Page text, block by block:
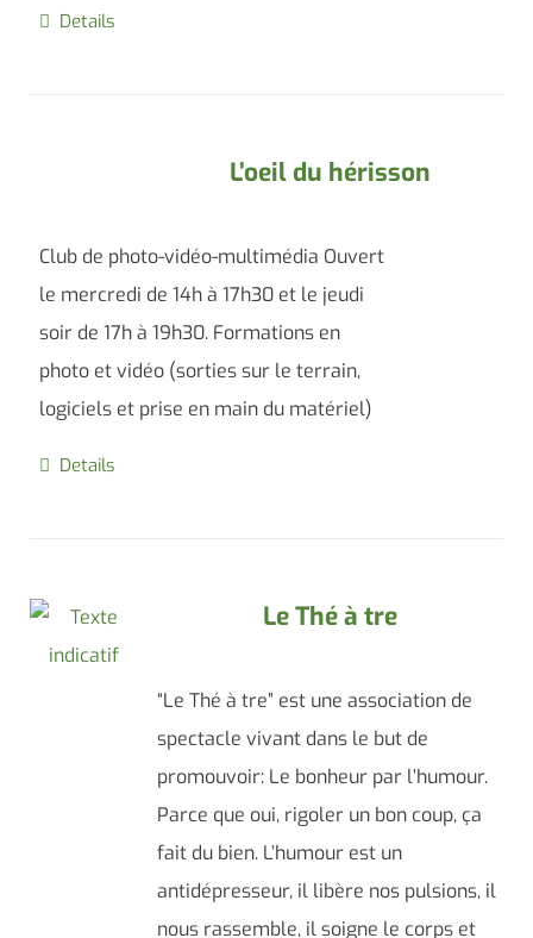
Details
L’oeil du hérisson
Club de photo-vidéo-multimédia Ouvert
le mercredi de 14h à 17h30 et le jeudi
soir de 17h à 19h30. Formations en
photo et vidéo (sorties sur le terrain,
logiciels et prise en main du matériel)
Details
Le Thé à tre
“Le Thé à tre” est une association de
spectacle vivant dans le but de
promouvoir: Le bonheur par l’humour.
Parce que oui, rigoler un bon coup, ça
fait du bien. L’humour est un
antidépresseur, il libère nos pulsions, il
nous rassemble, il soigne le corps et